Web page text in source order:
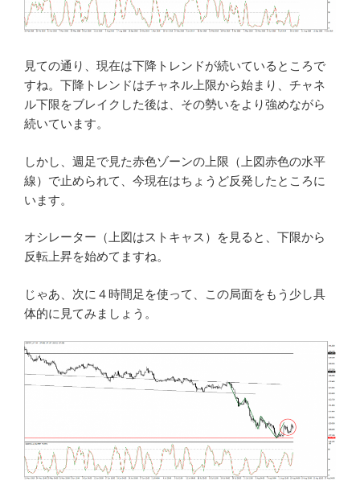
見ての通り、現在は下降トレンドが続いているところで
すね。下降トレンドはチャネル上限から始まり、チャネ
ル下限をブレイクした後は、その勢いをより強めながら
続いています。
しかし、週足で見た赤色ゾーンの上限（上図赤色の水平
線）で止められて、今現在はちょうど反発したところに
います。
オシレーター（上図はストキャス）を見ると、下限から
反転上昇を始めてますね。
じゃあ、次に４時間足を使って、この局面をもう少し具
体的に見てみましょう。